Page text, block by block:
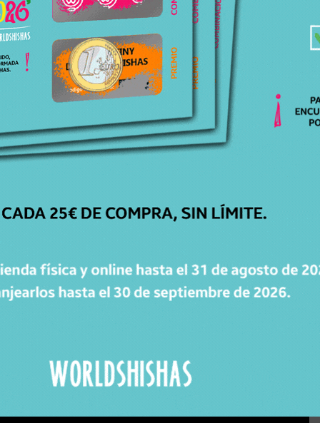
Síguenos en:
CATÁLOGO
Cachimbas
Cazoletas
Accesorios